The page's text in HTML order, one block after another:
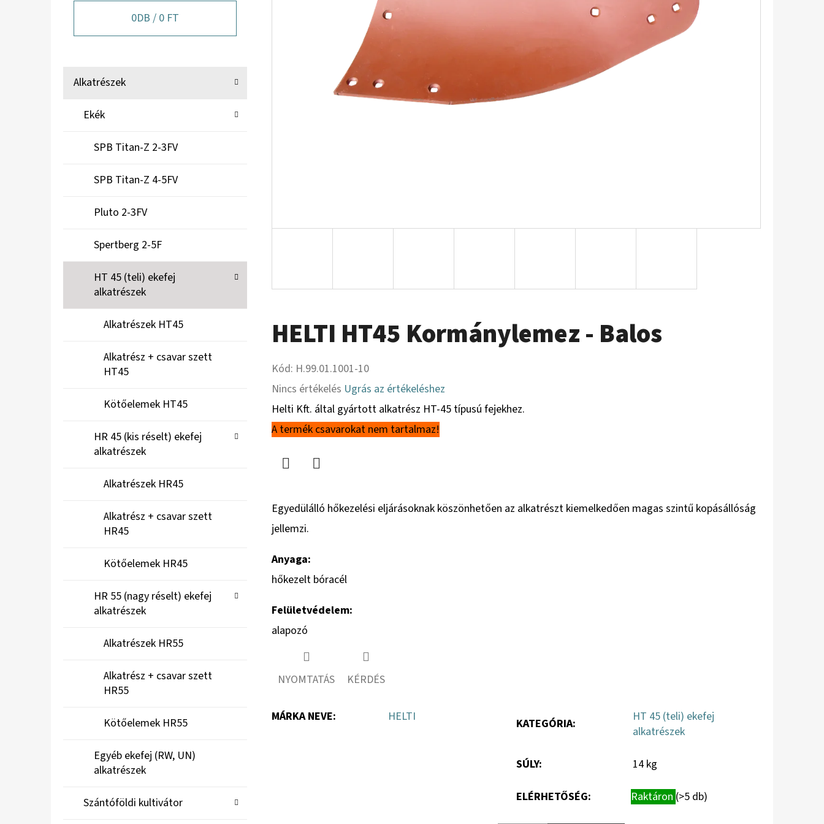
0DB / 0 FT
Kategóriák
Alkatrészek
Ekék
SPB Titan-Z 2-3FV
SPB Titan-Z 4-5FV
Pluto 2-3FV
Spertberg 2-5F
HT 45 (teli) ekefej
alkatrészek
Alkatrészek HT45
Alkatrész + csavar szett
HT45
Kötőelemek HT45
HR 45 (kis réselt) ekefej
alkatrészek
Alkatrészek HR45
Alkatrész + csavar szett
HR45
Kötőelemek HR45
HR 55 (nagy réselt) ekefej
alkatrészek
Alkatrészek HR55
Alkatrész + csavar szett
HR55
Kötőelemek HR55
Egyéb ekefej (RW, UN)
alkatrészek
Szántóföldi kultivátor
HELTI HT45 Kormánylemez - Balos
Kód: H.99.01.1001-10
A
termék
átlagos
0,0
csillag.
Nincs értékelés Ugrás az értékeléshez
Helti Kft. által gyártott alkatrész HT-45 típusú fejekhez.
A termék csavarokat nem tartalmaz!
Egyedülálló hőkezelési eljárásoknak köszönhetően az alkatrészt kiemelkedően magas szintű kopásállóság
jellemzi.
Anyaga:
hőkezelt bóracél
Felületvédelem:
alapozó
NYOMTATÁS KÉRDÉS
MÁRKA NEVE: HELTI KATEGÓRIA:
HT 45 (teli) ekefej
alkatrészek
SÚLY: 14 kg
ELÉRHETŐSÉG: Raktáron (>5 db)